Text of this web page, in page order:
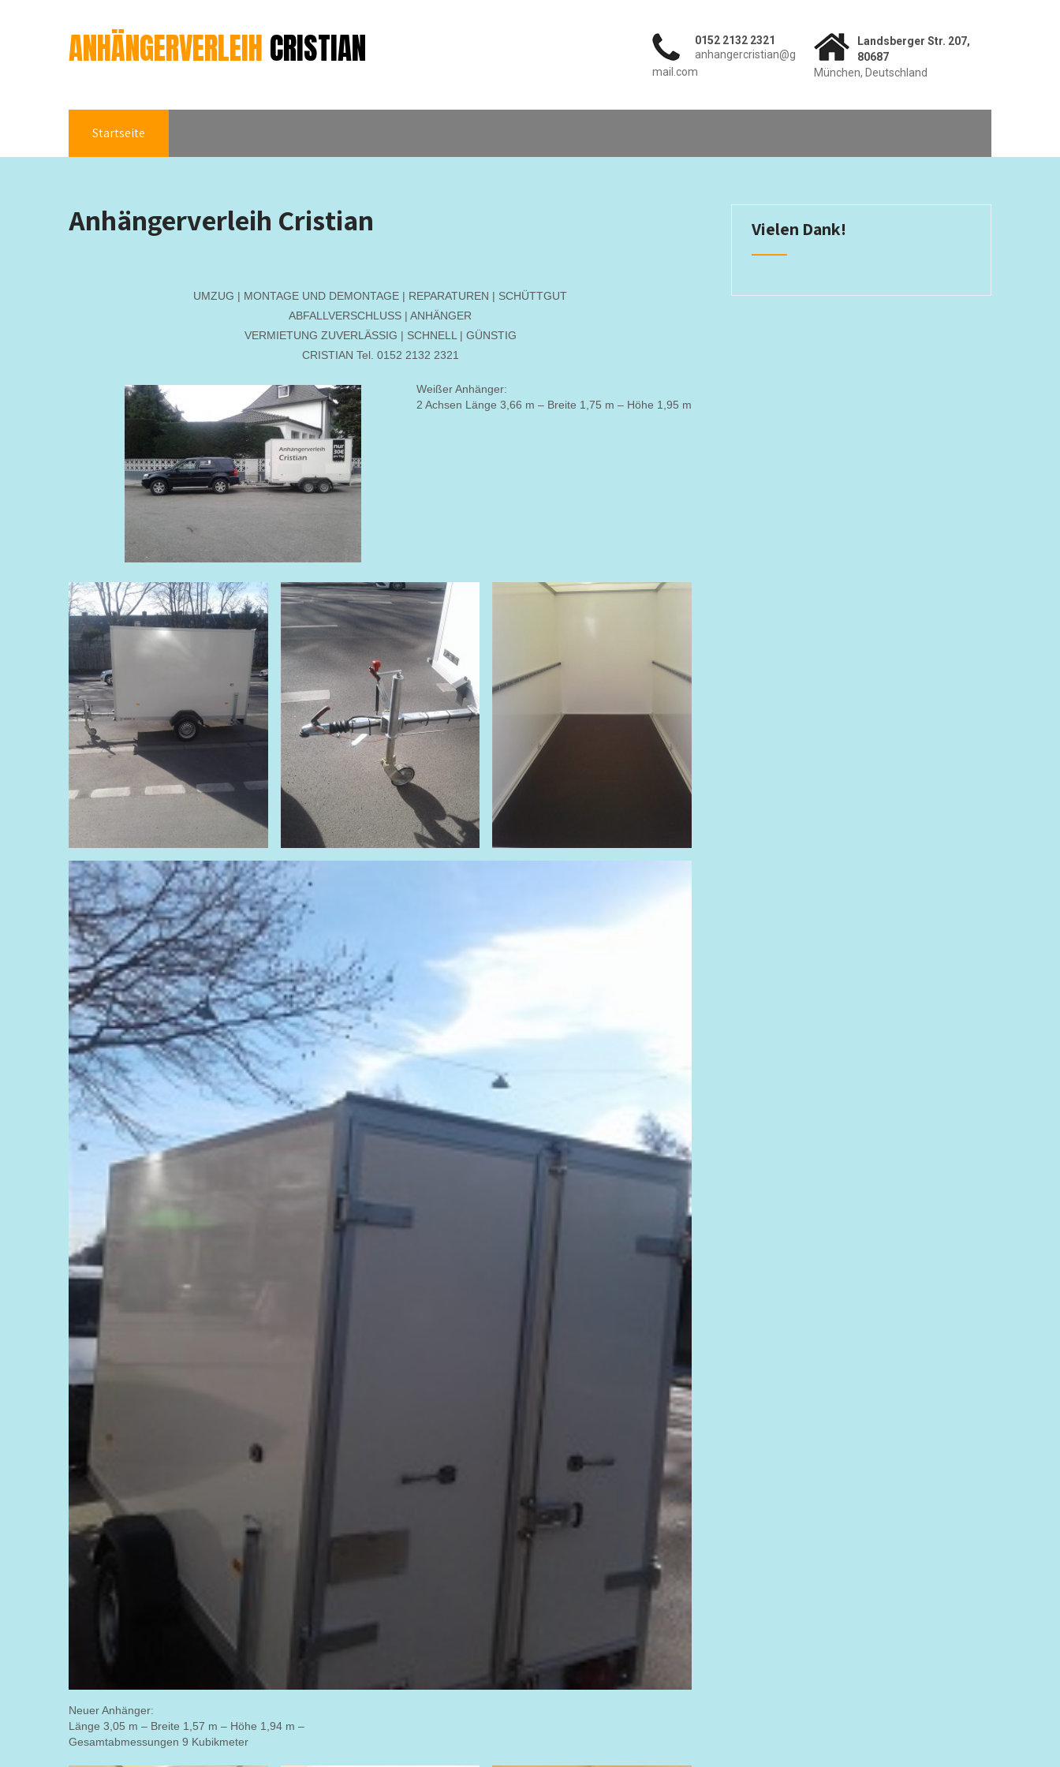
ANHÄNGERVERLEIHCRISTIAN
0152 2132 2321
anhangercristian@g
mail.com
Landsberger Str. 207,
80687
München, Deutschland
Startseite
Anhängerverleih Cristian
UMZUG | MONTAGE UND DEMONTAGE | REPARATUREN | SCHÜTTGUT
ABFALLVERSCHLUSS | ANHÄNGER
VERMIETUNG ZUVERLÄSSIG | SCHNELL | GÜNSTIG
CRISTIAN Tel. 0152 2132 2321
Weißer Anhänger:
2 Achsen Länge 3,66 m – Breite 1,75 m – Höhe 1,95 m
Neuer Anhänger:
Länge 3,05 m – Breite 1,57 m – Höhe 1,94 m –
Gesamtabmessungen 9 Kubikmeter
Vielen Dank!